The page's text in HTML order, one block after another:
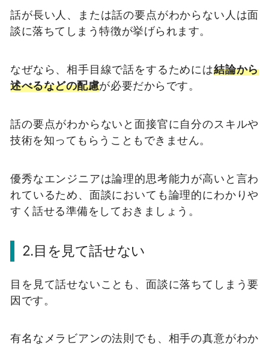
話が長い人、または話の要点がわからない人は面
談に落ちてしまう特徴が挙げられます。
なぜなら、相手目線で話をするためには結論から
述べるなどの配慮が必要だからです。
話の要点がわからないと面接官に自分のスキルや
技術を知ってもらうこともできません。
優秀なエンジニアは論理的思考能力が高いと言わ
れているため、面談においても論理的にわかりや
すく話せる準備をしておきましょう。
2.目を見て話せない
目を見て話せないことも、面談に落ちてしまう要
因です。
有名なメラビアンの法則でも、相手の真意がわか